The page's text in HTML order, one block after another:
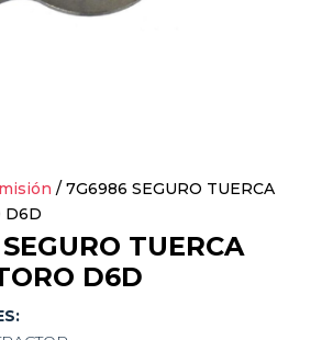
/ 7G6986 SEGURO TUERCA
D6D
TUERCA
D6D